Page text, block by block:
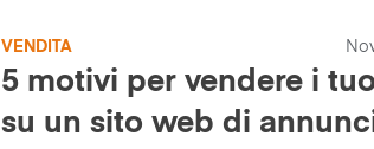
VENDITA
5 motivi per vendere i
su un sito web di